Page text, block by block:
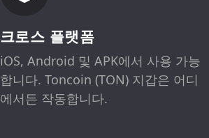
크로스 플랫폼
iOS, Android 및 APK에서 사용 가능
합니다. Toncoin (TON) 지갑은 어디
에서든 작동합니다.